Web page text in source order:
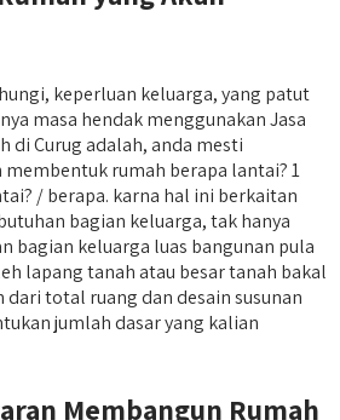
keperluan keluarga, yang patut
masa hendak menggunakan Jasa
di Curug adalah, anda mesti
rumah berapa lantai? 1
/ berapa. karna hal ini berkaitan
bagian keluarga, tak hanya
bagian keluarga luas bangunan pula
lapang tanah atau besar tanah bakal
total ruang dan desain susunan
jumlah dasar yang kalian
Membangun Rumah